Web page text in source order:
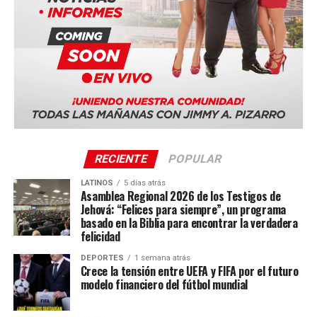
Ciudad de Panamá, Panamá (Panama Convention
Quito, Ecuador
Sevilla, España
La serie mundial también incluye sedes en Costa Rica,
Portugal, Sudáfrica y Tailandia.
RECIENTE POPULAR
LATINOS 5 días atrás
Asamblea Regional 2026 de los Testigos de
Jehová: “Felices para siempre”, un programa
basado en la Biblia para encontrar la verdadera
felicidad
DEPORTES 1 semana atrás
Crece la tensión entre UEFA y FIFA por el futuro
modelo financiero del fútbol mundial